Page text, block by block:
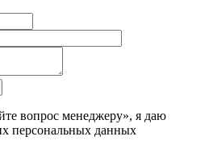
вопрос менеджеру», я даю
персональных данных